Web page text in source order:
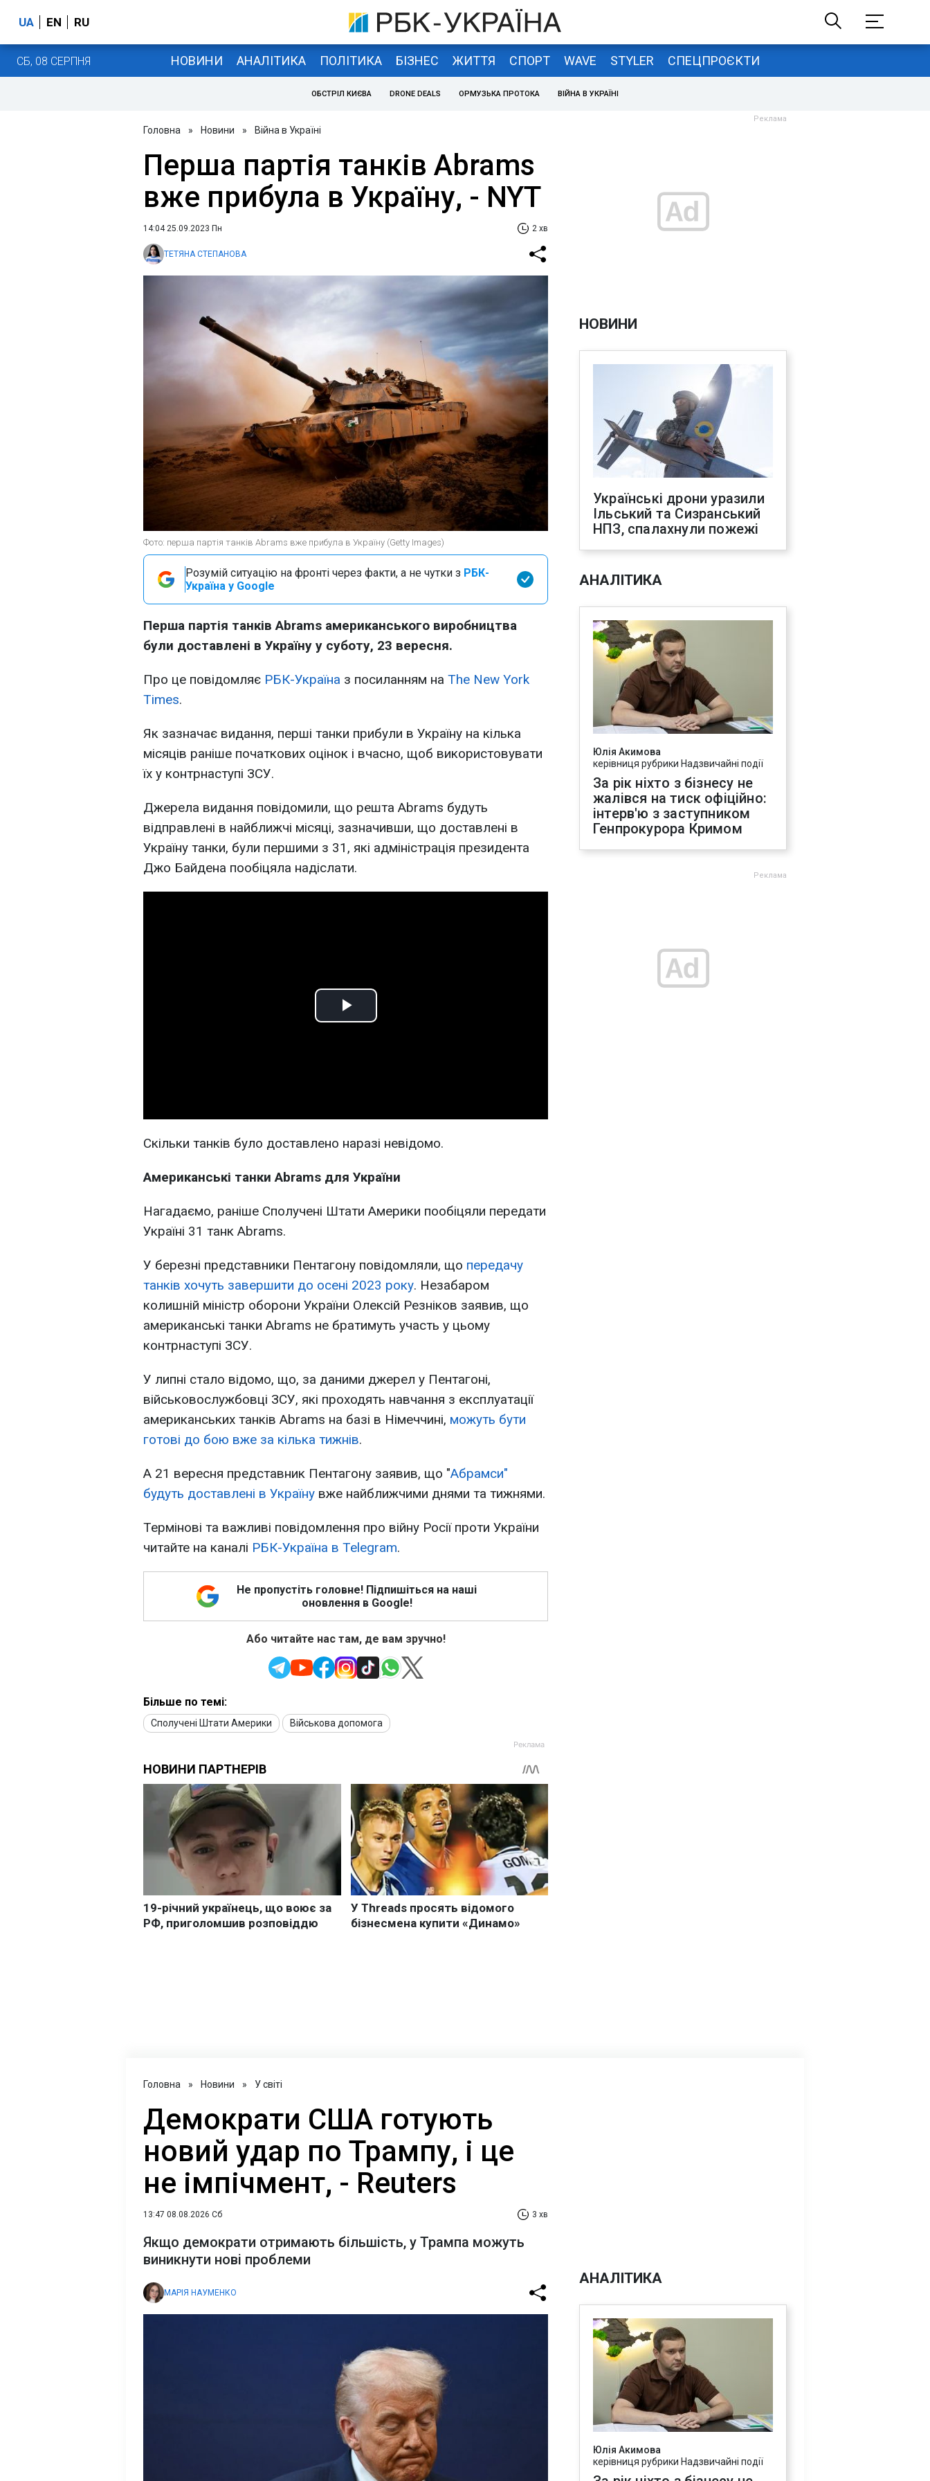
UA EN RU
СБ, 08 СЕРПНЯ НОВИНИ АНАЛІТИКА ПОЛІТИКА БІЗНЕС ЖИТТЯ СПОРТ WAVE STYLER СПЕЦПРОЄКТИ
ОБСТРІЛ КИЄВА DRONE DEALS ОРМУЗЬКА ПРОТОКА ВІЙНА В УКРАЇНІ
Головна » Новини » Війна в Україні
Перша партія танків Abrams
вже прибула в Україну, - NYT
14:04 25.09.2023 Пн 2 хв
ТЕТЯНА СТЕПАНОВА
Фото: перша партія танків Abrams вже прибула в Україну (Getty Images)
Розумій ситуацію на фронті через факти, а не чутки з РБК-
Україна у Google
Перша партія танків Abrams американського виробництва
були доставлені в Україну у суботу, 23 вересня.
Про це повідомляє РБК-Україна з посиланням на The New York
Times.
Як зазначає видання, перші танки прибули в Україну на кілька
місяців раніше початкових оцінок і вчасно, щоб використовувати
їх у контрнаступі ЗСУ.
Джерела видання повідомили, що решта Abrams будуть
відправлені в найближчі місяці, зазначивши, що доставлені в
Україну танки, були першими з 31, які адміністрація президента
Джо Байдена пообіцяла надіслати.
Play
Скільки танків було доставлено наразі невідомо.
Американські танки Abrams для України
Нагадаємо, раніше Сполучені Штати Америки пообіцяли передати
Україні 31 танк Abrams.
У березні представники Пентагону повідомляли, що передачу
танків хочуть завершити до осені 2023 року. Незабаром
колишній міністр оборони України Олексій Резніков заявив, що
американські танки Abrams не братимуть участь у цьому
контрнаступі ЗСУ.
У липні стало відомо, що, за даними джерел у Пентагоні,
військовослужбовці ЗСУ, які проходять навчання з експлуатації
американських танків Abrams на базі в Німеччині, можуть бути
готові до бою вже за кілька тижнів.
А 21 вересня представник Пентагону заявив, що "Абрамси"
будуть доставлені в Україну вже найближчими днями та тижнями.
Термінові та важливі повідомлення про війну Росії проти України
читайте на каналі РБК-Україна в Telegram.
Не пропустіть головне! Підпишіться на наші
оновлення в Google!
Або читайте нас там, де вам зручно!
Більше по темі:
Сполучені Штати Америки Військова допомога
НОВИНИ
Українські дрони уразили
Ільський та Сизранський
НПЗ, спалахнули пожежі
АНАЛІТИКА
Юлія Акимова
керівниця рубрики Надзвичайні події
За рік ніхто з бізнесу не
жалівся на тиск офіційно:
інтерв'ю з заступником
Генпрокурора Кримом
Головна » Новини » У світі
Демократи США готують
новий удар по Трампу, і це
не імпічмент, - Reuters
13:47 08.08.2026 Сб 3 хв
Якщо демократи отримають більшість, у Трампа можуть
виникнути нові проблеми
МАРІЯ НАУМЕНКО
АНАЛІТИКА
Юлія Акимова
керівниця рубрики Надзвичайні події